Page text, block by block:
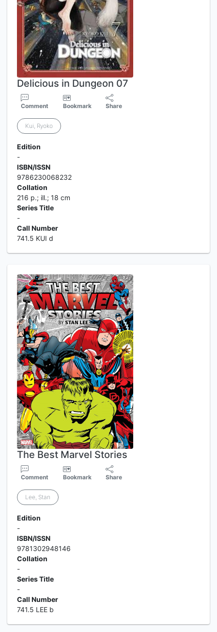
Delicious in Dungeon 07
Comment Bookmark Share
Kui, Ryoko
Edition
-
ISBN/ISSN
9786230068232
Collation
216 p.; ill.; 18 cm
Series Title
-
Call Number
741.5 KUI d
The Best Marvel Stories
Comment Bookmark Share
Lee, Stan
Edition
-
ISBN/ISSN
9781302948146
Collation
-
Series Title
-
Call Number
741.5 LEE b